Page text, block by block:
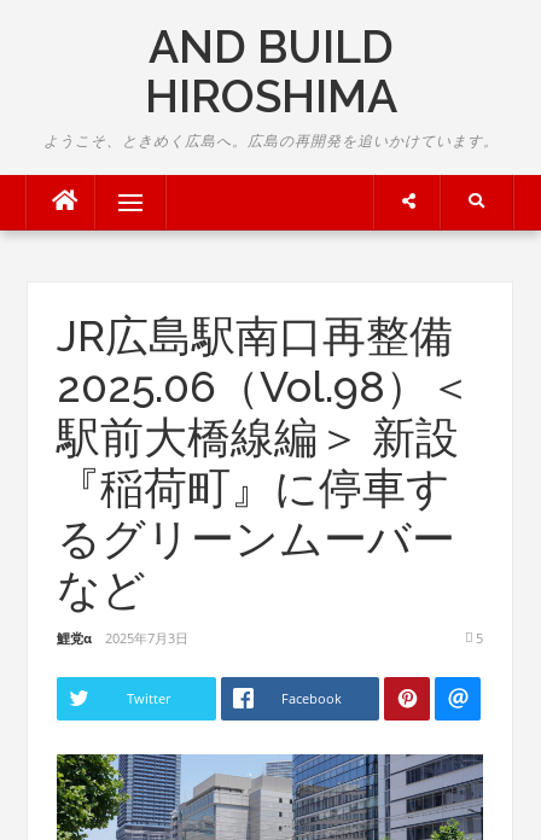
AND BUILD
HIROSHIMA
ようこそ、ときめく広島へ。広島の再開発を追いかけています。
Menu
JR広島駅南口再整備
2025.06（Vol.98）＜
駅前大橋線編＞ 新設
『稲荷町』に停車す
るグリーンムーバー
など
鯉党α 2025年7月3日 5
Twitter Facebook